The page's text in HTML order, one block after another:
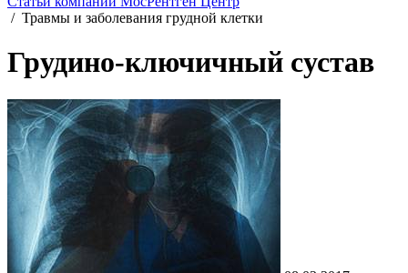
/ Травмы и заболевания грудной клетки
Грудино-ключичный сустав